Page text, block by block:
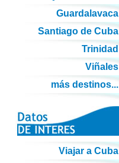
Guardalavaca
Santiago de Cuba
Trinidad
Viñales
más destinos...
Viajar a Cuba